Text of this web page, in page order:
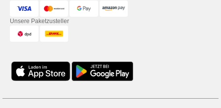
Unsere Paketzusteller